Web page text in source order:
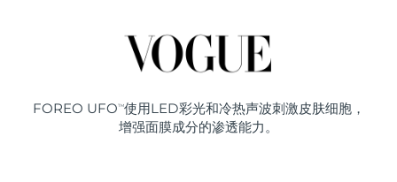
FOREO UFO TM使用LED彩光和冷热声波刺激皮肤细胞，
增强面膜成分的渗透能力。